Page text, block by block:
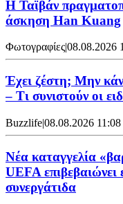
Η Ταϊβάν
άσκηση Han Kuang
Φωτογραφίες|08.08.2026
Έχει ζέστη; Μην
– Τι συνιστούν οι
Buzzlife|08.08.2026 11:08
Νέα καταγγελία
UEFA
συνεργάτιδα